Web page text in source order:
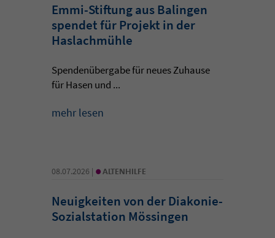
Emmi-Stiftung aus Balingen
spendet für Projekt in der
Haslachmühle
Spendenübergabe für neues Zuhause
für Hasen und ...
mehr lesen
08.07.2026 | • ALTENHILFE
Neuigkeiten von der Diakonie-
Sozialstation Mössingen